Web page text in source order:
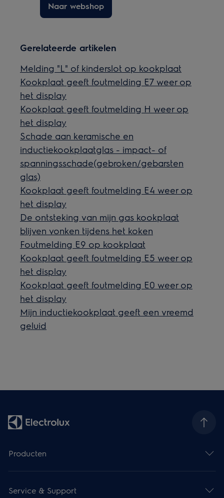
Naar webshop
Gerelateerde artikelen
Melding "L" of kinderslot op kookplaat
Kookplaat geeft foutmelding E7 weer op
het display
Kookplaat geeft foutmelding H weer op
het display
Schade aan keramische en
inductiekookplaatglas - impact- of
spanningsschade(gebroken/gebarsten
glas)
Kookplaat geeft foutmelding E4 weer op
het display
De ontsteking van mijn gas kookplaat
blijven vonken tijdens het koken
Foutmelding E9 op kookplaat
Kookplaat geeft foutmelding E5 weer op
het display
Kookplaat geeft foutmelding E0 weer op
het display
Mijn inductiekookplaat geeft een vreemd
geluid
Producten
Service & Support